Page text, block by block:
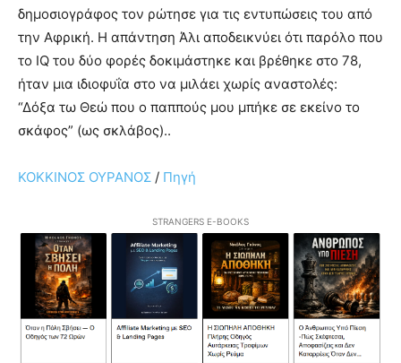
δημοσιογράφος τον ρώτησε για τις εντυπώσεις του από
την Αφρική. Η απάντηση Άλι αποδεικνύει ότι παρόλο που
το IQ του δύο φορές δοκιμάστηκε και βρέθηκε στο 78,
ήταν μια ιδιοφυΐα στο να μιλάει χωρίς αναστολές:
“Δόξα τω Θεώ που ο παππούς μου μπήκε σε εκείνο το
σκάφος” (ως σκλάβος)..
ΚΟΚΚΙΝΟΣ ΟΥΡΑΝΟΣ / Πηγή
STRANGERS E-BOOKS